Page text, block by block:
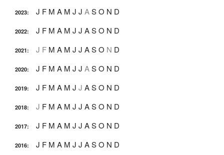
2023: J F M A M J J ASO N D
2022: J F M A M J J ASO N D
2021: J F M A M J J ASO N D
2020: J F M A M J J ASO N D
2019: J F M A M J J ASO N D
2018: J F M A M J J ASO N D
2017: J F M A M J J ASO N D
2016: J F M A M J J ASO N D